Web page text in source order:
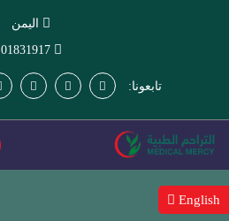
اليمن
01831917
تابعونا:
English